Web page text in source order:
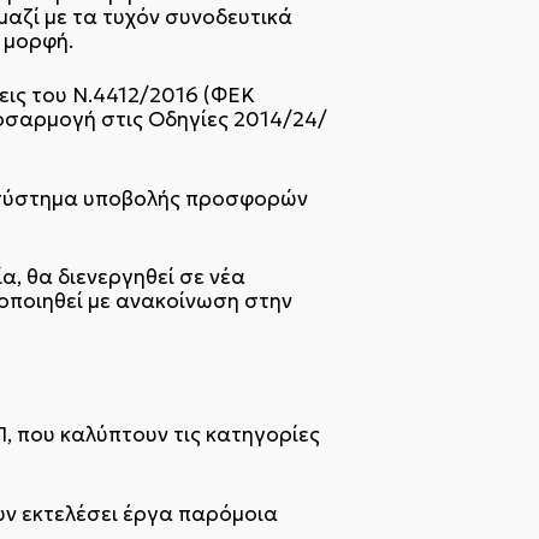
με τα τυχόν συνοδευτικά
μορφή.
του Ν.4412/2016 (ΦΕΚ
στις Οδηγίες 2014/24/
υποβολής προσφορών
θα διενεργηθεί σε νέα
με ανακοίνωση στην
που καλύπτουν τις κατηγορίες
εκτελέσει έργα παρόμοια